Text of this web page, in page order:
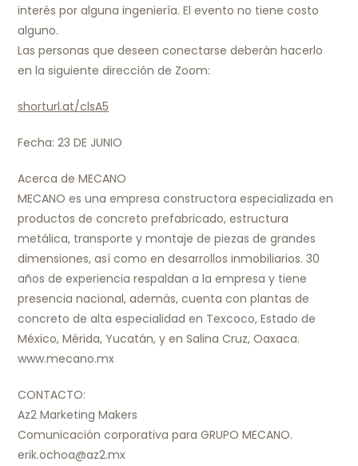
interés por alguna ingeniería. El evento no tiene costo
alguno.
Las personas que deseen conectarse deberán hacerlo
en la siguiente dirección de Zoom:
shorturl.at/clsA5
Fecha: 23 DE JUNIO
Acerca de MECANO
MECANO es una empresa constructora especializada en
productos de concreto prefabricado, estructura
metálica, transporte y montaje de piezas de grandes
dimensiones, así como en desarrollos inmobiliarios. 30
años de experiencia respaldan a la empresa y tiene
presencia nacional, además, cuenta con plantas de
concreto de alta especialidad en Texcoco, Estado de
México, Mérida, Yucatán, y en Salina Cruz, Oaxaca.
www.mecano.mx
CONTACTO:
Az2 Marketing Makers
Comunicación corporativa para GRUPO MECANO.
erik.ochoa@az2.mx